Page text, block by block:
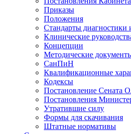
Приказы
Положения
Стандарты диагностики
Клинические
Концепции
Методические
СанПиН
Квалификационные
Кодексы
Постановление Сената
Постановления
Утратившие силу
Формы для скачивания
Штатные нормативы